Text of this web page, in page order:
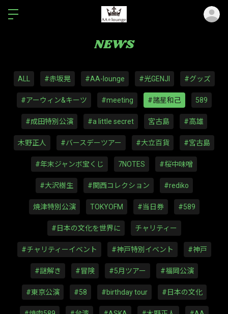
NEWS
ALL #赤坂晃 #AA-lounge #光GENJI #グッズ
#アーウィン&キーツ #meeting #諸星和己 589
#成田特別公演 #a little secret 宮古島 #高雄
木野正人 #バースデーツアー #大立百貨 #宮古島
#年末ジャンボ宝くじ 7NOTES #桜中味噌
#大沢樹生 #関西コレクション #rediko
焼津特別公演 TOKYOFM #当日券 #589
#日本の文化を世界に チャリティー
#チャリティーイベント #神戸特別イベント #神戸
#謎解き #冒険 #5月ツアー #福岡公演
#東京公演 #58 #birthday tour #日本の文化